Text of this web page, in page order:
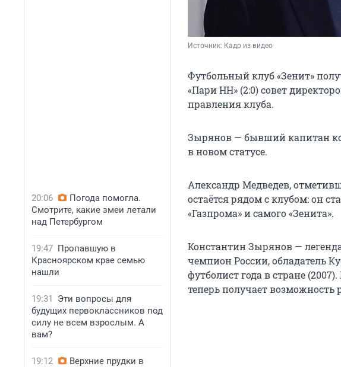
20:06
Погода помогла.
Смотрите, какие змеи летали
над Петербургом
19:47 Пропавшую в
Красноярском крае семью
нашли
19:31
Эти вопросы для
будущих первоклассников под
силу не всем взрослым. А
вам?
19:12
Верхние прудки в
Источник: Кадр из видео
Футбольный клуб «Зенит»
«Пари НН» (2:0) совет
правления клуба.
Зырянов — бывший капитан
в новом статусе.
Александр Медведев,
остаётся рядом с клубом: он
«Газпрома» и самого «Зенита».
Константин Зырянов —
чемпион России, обладатель
футболист года в стране
теперь получает возможность